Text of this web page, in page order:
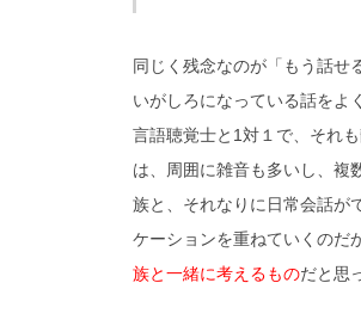
同じく残念なのが「もう話せ
いがしろになっている話をよ
言語聴覚士と1対１で、それ
は、周囲に雑音も多いし、複
族と、それなりに日常会話が
ケーションを重ねていくのだ
族と一緒に考えるものだと思